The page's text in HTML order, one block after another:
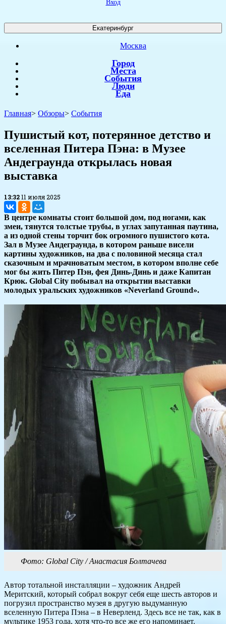
Вход
Екатеринбург
Москва
Город
Места
События
Люди
Еда
Главная> Обзоры> События
​Пушистый кот, потерянное детство и
вселенная Питера Пэна: в Музее
Андеграунда открылась новая
выставка
13:3211 июля 2025
В центре комнаты стоит большой дом, под ногами, как
змеи, тянутся толстые трубы, в углах запутанная паутина,
а из одной стены торчит бок огромного пушистого кота.
Зал в Музее Андеграунда, в котором раньше висели
картины художников, на два с половиной месяца стал
сказочным и мрачноватым местом, в котором вполне себе
мог бы жить Питер Пэн, фея Динь-Динь и даже Капитан
Крюк. Global City побывал на открытии выставки
молодых уральских художников «Neverland Ground».
Фото: Global City / Анастасия Болтачева
Автор тотальной инсталляции – художник Андрей
Меритский, который собрал вокруг себя еще шесть авторов и
погрузил пространство музея в другую выдуманную
вселенную Питера Пэна – в Неверленд. Здесь все не так, как в
мультике 1953 года, хотя что-то все же его напоминает.